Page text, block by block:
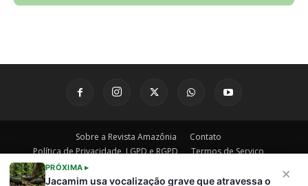
×
PRÓXIMA ▸
Jacamim usa vocalização grave que atravessa o